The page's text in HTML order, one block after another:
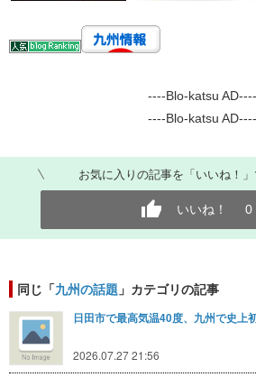
----Blo-katsu AD----
----Blo-katsu AD----
お気に入りの記事を「いいね！
いいね！ 0
同じ「九州の話題 」カテゴリの記事
日田市で最高気温40度、九州で史上
2026.07.27 21:56